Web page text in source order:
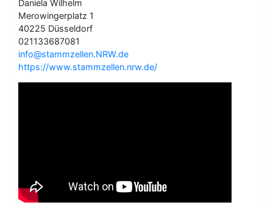
Daniela Wilhelm
Merowingerplatz 1
40225 Düsseldorf
021133687081
info@stammzellen.NRW.de
https://www.stammzellen.nrw.de/